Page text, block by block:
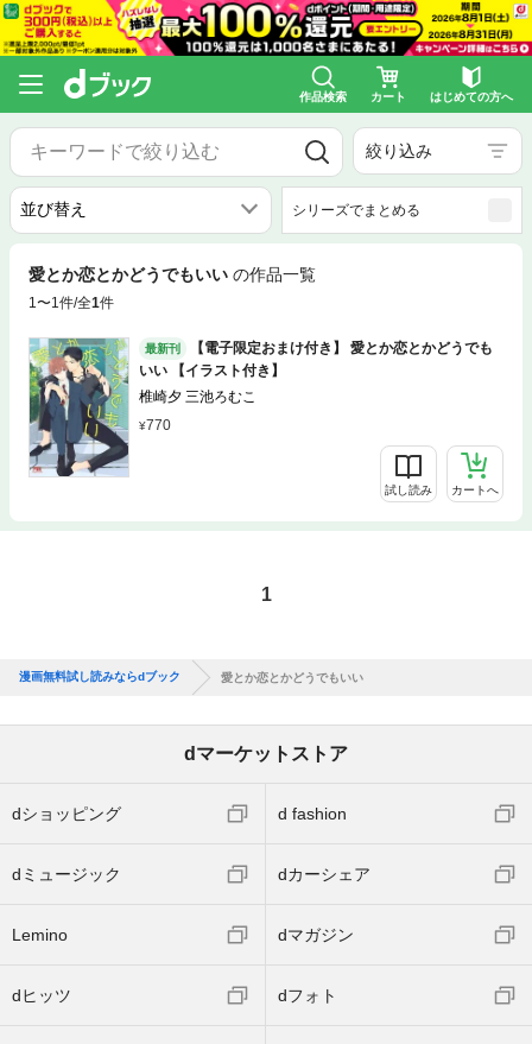
作品検索 カート はじめての方へ
絞り込み
シリーズでまとめる
愛とか恋とかどうでもいい の作品一覧
1〜1件/全1件
最新刊
【電子限定おまけ付き】 愛とか恋とかどうでも
いい 【イラスト付き】
椎崎夕 三池ろむこ
770
試し読み カートへ
1
漫画無料試し読みならdブック 愛とか恋とかどうでもいい
dマーケットストア
dショッピング d fashion
dミュージック dカーシェア
Lemino dマガジン
dヒッツ dフォト